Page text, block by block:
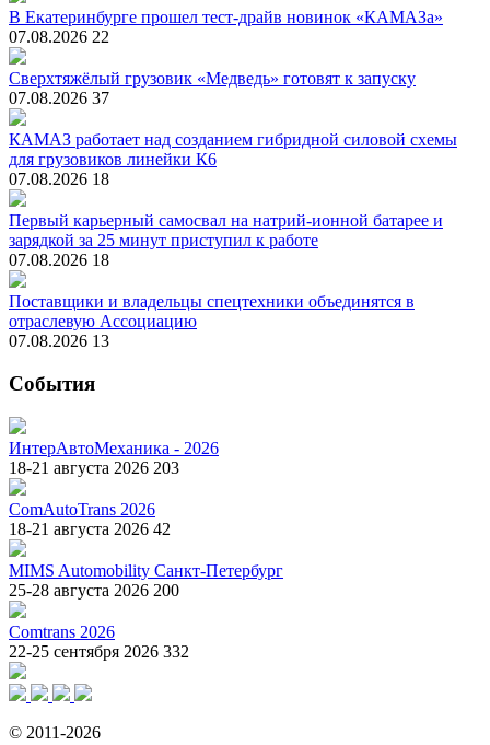
В Екатеринбурге прошел тест-драйв новинок «КАМАЗа»
07.08.2026 22
Сверхтяжёлый грузовик «Медведь» готовят к запуску
07.08.2026 37
КАМАЗ работает над созданием гибридной силовой схемы
для грузовиков линейки К6
07.08.2026 18
Первый карьерный самосвал на натрий-ионной батарее и
зарядкой за 25 минут приступил к работе
07.08.2026 18
Поставщики и владельцы спецтехники объединятся в
отраслевую Ассоциацию
07.08.2026 13
События
ИнтерАвтоМеханика - 2026
18-21 августа 2026 203
ComAutoTrans 2026
18-21 августа 2026 42
MIMS Automobility Санкт-Петербург
25-28 августа 2026 200
Comtrans 2026
22-25 сентября 2026 332
© 2011-2026